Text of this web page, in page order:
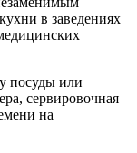
в заведениях
посуды или
сервировочная
на